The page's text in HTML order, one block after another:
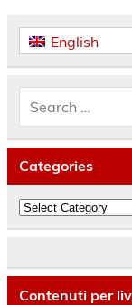
English
Categories
Categories
Contenuti per